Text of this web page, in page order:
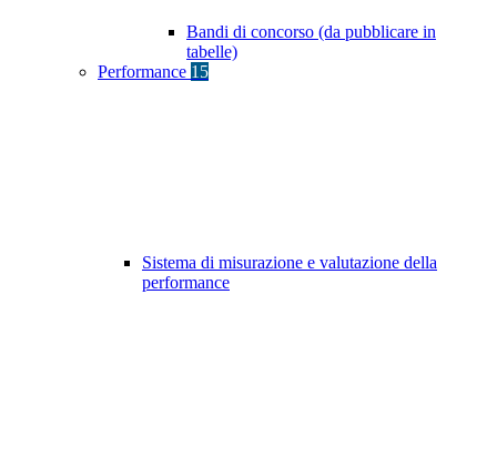
Bandi di concorso (da pubblicare in
tabelle)
Performance 15
Sistema di misurazione e valutazione della
performance